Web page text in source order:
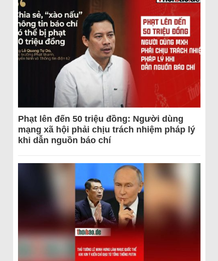
Phạt lên đến 50 triệu đồng: Người dùng
mạng xã hội phải chịu trách nhiệm pháp lý
khi dẫn nguồn báo chí